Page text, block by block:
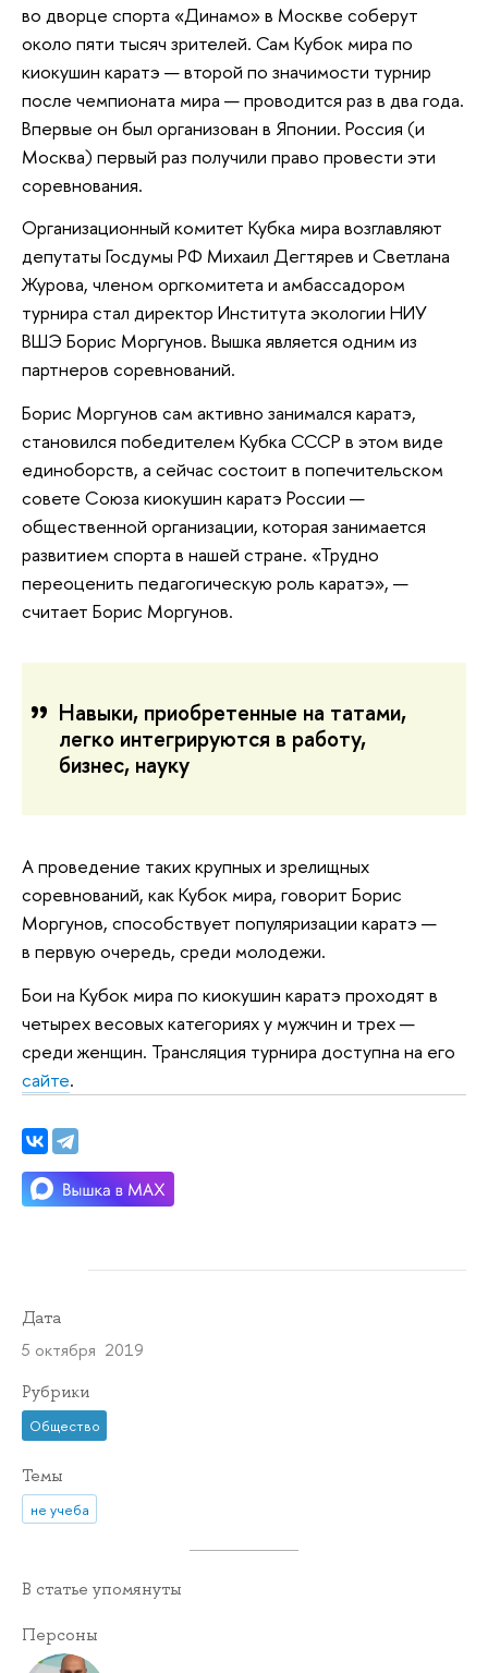
во дворце спорта «Динамо» в Москве соберут
около пяти тысяч зрителей. Сам Кубок мира по
киокушин каратэ — второй по значимости турнир
после чемпионата мира — проводится раз в два года.
Впервые он был организован в Японии. Россия (и
Москва) первый раз получили право провести эти
соревнования.
Организационный комитет Кубка мира возглавляют
депутаты Госдумы РФ Михаил Дегтярев и Светлана
Журова, членом оргкомитета и амбассадором
турнира стал директор Института экологии НИУ
ВШЭ Борис Моргунов. Вышка является одним из
партнеров соревнований.
Борис Моргунов сам активно занимался каратэ,
становился победителем Кубка СССР в этом виде
единоборств, а сейчас состоит в попечительском
совете Союза киокушин каратэ России —
общественной организации, которая занимается
развитием спорта в нашей стране. «Трудно
переоценить педагогическую роль каратэ», —
считает Борис Моргунов.
Навыки, приобретенные на татами,
легко интегрируются в работу,
бизнес, науку
А проведение таких крупных и зрелищных
соревнований, как Кубок мира, говорит Борис
Моргунов, способствует популяризации каратэ —
в первую очередь, среди молодежи.
Бои на Кубок мира по киокушин каратэ проходят в
четырех весовых категориях у мужчин и трех —
среди женщин. Трансляция турнира доступна на его
сайте.
Дата
5 октября 2019
Рубрики
Общество
Темы
не учеба
В статье упомянуты
Персоны